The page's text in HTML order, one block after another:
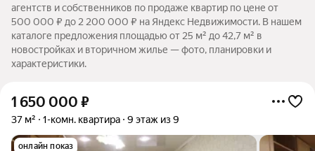
агентств и собственников по продаже квартир по цене от
500 000 ₽ до 2 200 000 ₽ на Яндекс Недвижимости. В нашем
каталоге предложения площадью от 25 м² до 42,7 м² в
новостройках и вторичном жилье — фото, планировки и
характеристики.
1 650 000 ₽
37 м² 1-комн. квартира 9 этаж из 9
онлайн показ